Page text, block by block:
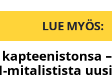
LUE MYÖS:
–
mitalistista uusi